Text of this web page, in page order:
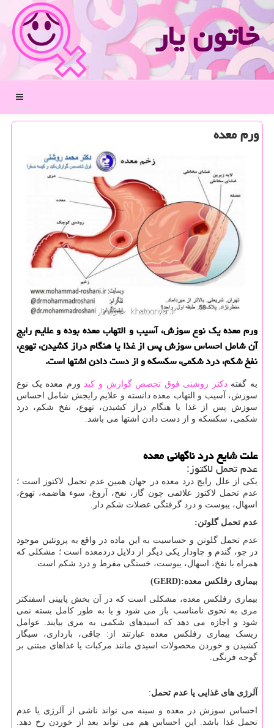
خاتون یار
منو
ورم معده
ورم معده یك نوع سوزش، آسیب و التهاب معده بوده و علایم رایج
آن شامل احساس سوزش پس از غذا یا هنگام دراز كشیدن، تهوع،
نفخ شكم، درد شكمی، سكسكه و از دست دادن اشتها است.
به گفتهدکتر روشنی فوق تخصص گوارش و کبد ورم معده یک نوع
سوزش، آسیب و التهاب معده دانسته و علایم رایجش شامل احساس
سوزش پس از غذا یا هنگام دراز کشیدن، تهوع، نفخ شکم، درد
شکمی، سکسکه و از دست دادن اشتها می باشد.
علت شایع درد ناگهانی معده
عدم تحمل لاکتوز:
یکی از علل رایج درد معده در جهان همین عدم تحمل لاکتوز است ؛
عدم تحمل لاکتوز علائمی چون گاز، نفخ، آروغ، سوء هاضمه، تهوع،
اسهال، یبوست و درد گرفتگی عضلات شکم دار.
عدم تحمل گلوتن:
عدم تحمل گلوتن و حساسیت به این ماده در واقع به پروتئین موجود
در جو، گندم و چاودار یکی دیگر از دلایل دردمعده است ؛ مشکلی که
همراه با نفخ، اسهال، یبوست، خستگی مفرط و درد شکم است.
بیماری رفلکس معده(GERD):
بیماری رفلکس معده، مشکلی است که در آن بخش پایینی اسفنکتر
مری به نحوی نامناسب باز می شود و یا به طور کامل بسته نمی
شود و اجازه می دهد که اسیدهای شکمی به مری بیایند. عوامل
ریسک بیماری رفلکس معده عبارتند از: چاقی، بارداری، سیگار
کشیدن و خوردن محصولات اسیدی مانند مرکبات یا غذاهای مبتنی بر
گوجه فرنگی.
آلرژی های غذایی یا عدم تحمل:
احساس سوزش در معده و سینه می تواند ناشی از آلرژی یا عدم
تحمل غذا باشد. این احساس هم می تواند بعد از خوردن رخ دهد.